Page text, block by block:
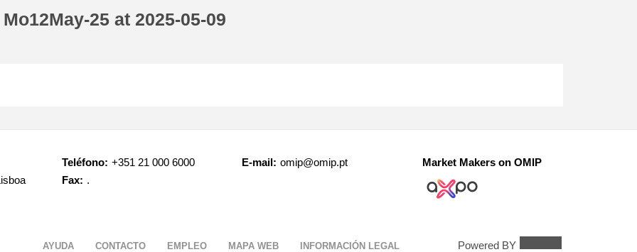
25 at 2025-05-09
Teléfono: +351 21 000 6000
Fax: .
E-mail: omip@omip.pt Market Makers on OMIP
AYUDA CONTACTO EMPLEO MAPA WEB INFORMACIÓN LEGAL Powered BY